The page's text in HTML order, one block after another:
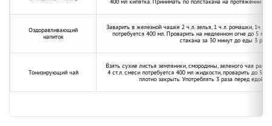
Оздоравливающий
напиток
Заварить в железной чашке 2 ч.л. зелья, 1 ч.л. ромашки, 1ч.л.
потребуется 400 мл. Проварить на медленном огне до 5
стакана за 30 минут до еды 3
Тонизирующий чай
Взять сухие листья земляники, смородины, зеленого чая
4 ст.л. смеси потребуется 400 мл жидкости, проварить до 5-7
плотно закрыть. Употреблять 3 раза перед едой,